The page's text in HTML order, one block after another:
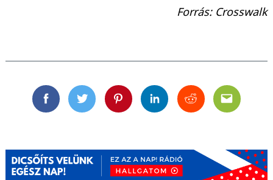
Forrás: Crosswalk
FacebookTwitterPinterestLinkedinRedditEmail